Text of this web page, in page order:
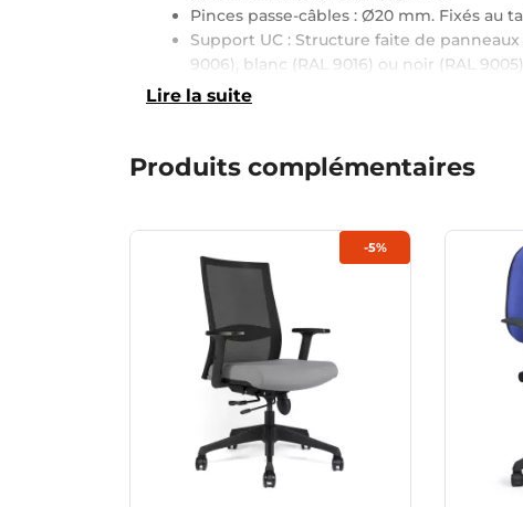
Pinces passe-câbles : Ø20 mm. Fixés au
Support UC : Structure faite de
9006), blanc (RAL 9016) ou noir (RAL
Lire la suite
Produits complémentaires
-5%